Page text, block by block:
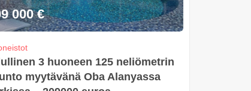
000 €
3 huoneen 125 neliömetrin
myytävänä Oba Alanyassa